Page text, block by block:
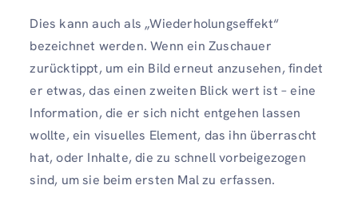
Dies kann auch als „Wiederholungseffekt“
bezeichnet werden. Wenn ein Zuschauer
zurücktippt, um ein Bild erneut anzusehen, findet
er etwas, das einen zweiten Blick wert ist – eine
Information, die er sich nicht entgehen lassen
wollte, ein visuelles Element, das ihn überrascht
hat, oder Inhalte, die zu schnell vorbeigezogen
sind, um sie beim ersten Mal zu erfassen.